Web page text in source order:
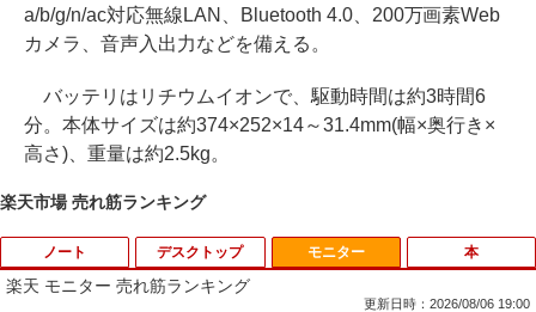
a/b/g/n/ac対応無線LAN、Bluetooth 4.0、200万画素Web
カメラ、音声入出力などを備える。
バッテリはリチウムイオンで、駆動時間は約3時間6
分。本体サイズは約374×252×14～31.4mm(幅×奥行き×
高さ)、重量は約2.5kg。
楽天市場 売れ筋ランキング
ノート デスクトップ モニター
楽天 モニター 売れ筋ランキング
更新日時：2026/08/06 19:00
本